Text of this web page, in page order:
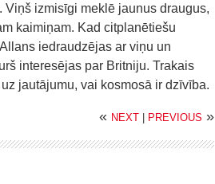
izmisīgi meklē jaunus draugus,
kaimiņam. Kad citplanētiešu
iedraudzējas ar viņu un
interesējas par Britniju. Trakais
jautājumu, vai kosmosā ir dzīvība.
« NEXT | PREVIOUS »